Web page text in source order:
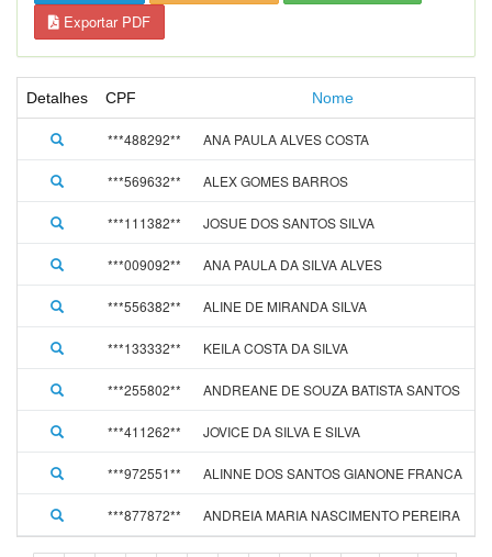
Exportar PDF
Detalhes CPF Nome
***488292** ANA PAULA ALVES COSTA
***569632** ALEX GOMES BARROS
***111382** JOSUE DOS SANTOS SILVA
***009092** ANA PAULA DA SILVA ALVES
***556382** ALINE DE MIRANDA SILVA
***133332** KEILA COSTA DA SILVA
***255802** ANDREANE DE SOUZA BATISTA SANTOS
***411262** JOVICE DA SILVA E SILVA
***972551** ALINNE DOS SANTOS GIANONE FRANCA
***877872** ANDREIA MARIA NASCIMENTO PEREIRA